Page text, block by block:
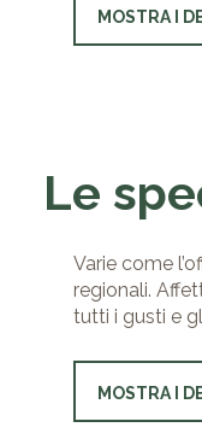
MOSTRA I
Le
Varie come
regionali.
tutti i gusti e
MOSTRA I